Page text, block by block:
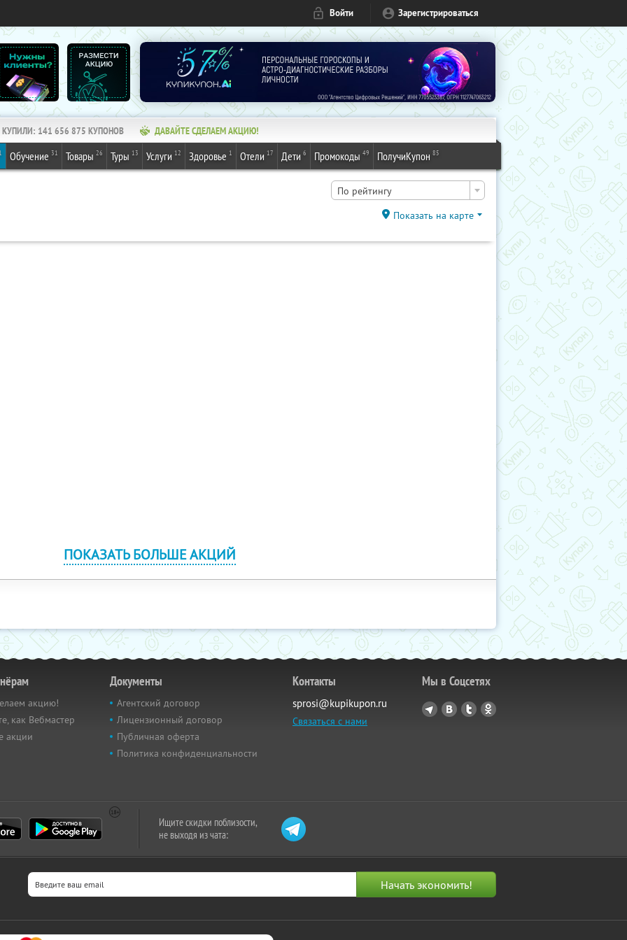
Войти Зарегистрироваться
КУПИЛИ: 141 656 875 КУПОНОВ ДАВАЙТЕ СДЕЛАЕМ АКЦИЮ!
Обучение 31 Товары 26 Туры 13 Услуги 12 Здоровье 1 Отели 17 Дети 6 Промокоды 49 ПолучиКупон 85
По рейтингу
Показать на карте
ПОКАЗАТЬ БОЛЬШЕ АКЦИЙ
акцию!
как Вебмастер
акции
Документы
Агентский договор
Лицензионный договор
Публичная оферта
Политика конфиденциальности
Контакты
sprosi@kupikupon.ru
Связаться с нами
Мы в Соцсетях
Ищите скидки поблизости,
не выходя из чата: